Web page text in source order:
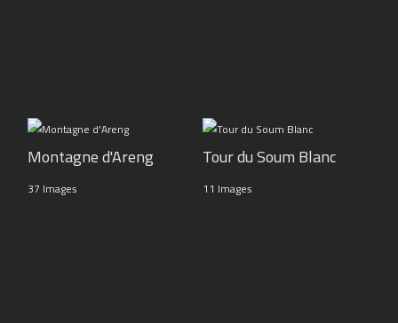
Montagne d'Areng
37 Images
Tour du Soum Blanc
11 Images